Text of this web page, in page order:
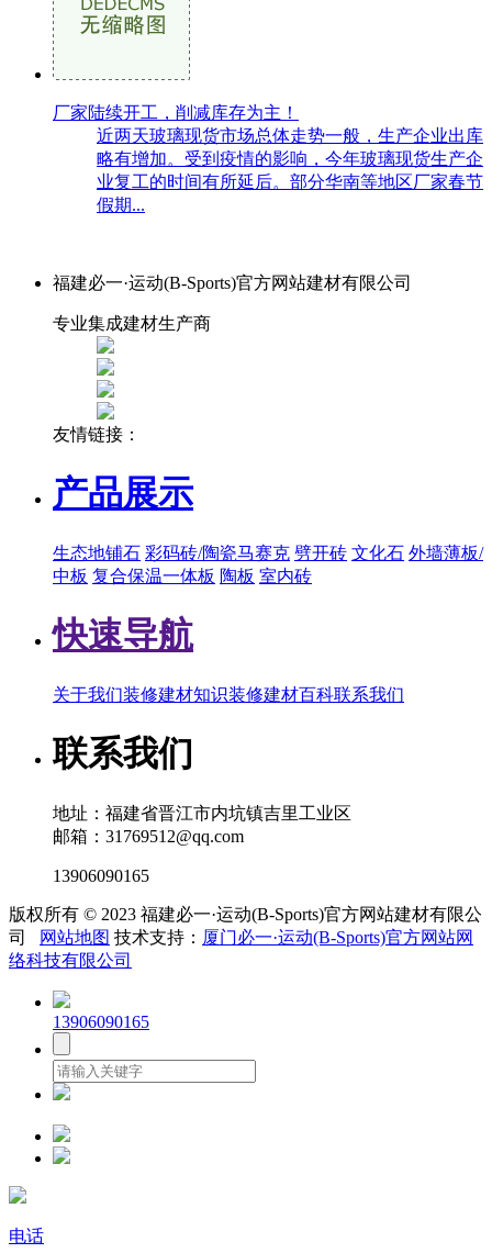
厂家陆续开工，削减库存为主！
近两天玻璃现货市场总体走势一般，生产企业出库
略有增加。受到疫情的影响，今年玻璃现货生产企
业复工的时间有所延后。部分华南等地区厂家春节
假期...
福建必一·运动(B-Sports)官方网站建材有限公司
专业集成建材生产商
友情链接：
产品展示
生态地铺石 彩码砖/陶瓷马赛克 劈开砖 文化石 外墙薄板/
中板 复合保温一体板 陶板 室内砖
快速导航
关于我们装修建材知识装修建材百科联系我们
联系我们
地址：福建省晋江市内坑镇吉里工业区
邮箱：31769512@qq.com
13906090165
版权所有 © 2023 福建必一·运动(B-Sports)官方网站建材有限公
司
网站地图 技术支持： 厦门必一·运动(B-Sports)官方网站网
络科技有限公司
13906090165
电话